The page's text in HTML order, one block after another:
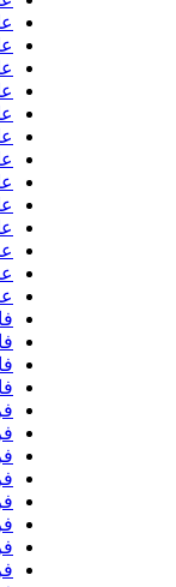
علیرضا
علیرضا
علیرضا
علیرضا
علیرضا
علیرضا
علیرضا
علیرضا
علیرضا ی
علیشمس
عماد
عمران ،
عمران و
فاتح نورایی
فاروق
فاطمه و
فربد بیهقی
فربد یزدانفر
فرجاد
فردین آر
فرزاد بابایی
فرزاد
فرزاد بیانی
فرزاد